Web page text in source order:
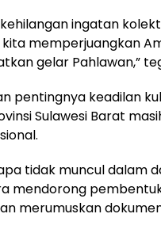
ingatan
memperjuangkan
gelar Pahlawan,”
pentingnya keadilan
Sulawesi Barat
tidak muncul dalam
mendorong
merumuskan